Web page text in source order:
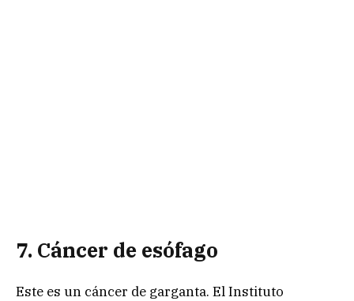
7. Cáncer de esófago
Este es un cáncer de garganta. El Instituto